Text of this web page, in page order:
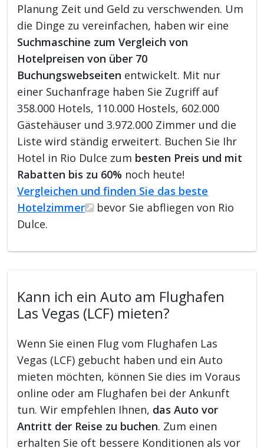
Planung Zeit und Geld zu verschwenden. Um
die Dinge zu vereinfachen, haben wir eine
Suchmaschine zum Vergleich von
Hotelpreisen von über 70
Buchungswebseiten entwickelt. Mit nur
einer Suchanfrage haben Sie Zugriff auf
358.000 Hotels, 110.000 Hostels, 602.000
Gästehäuser und 3.972.000 Zimmer und die
Liste wird ständig erweitert. Buchen Sie Ihr
Hotel in Rio Dulce zum besten Preis und mit
Rabatten bis zu 60% noch heute!
Vergleichen und finden Sie das beste
Hotelzimmer
bevor Sie abfliegen von Rio
Dulce.
Kann ich ein Auto am Flughafen
Las Vegas (LCF) mieten?
Wenn Sie einen Flug vom Flughafen Las
Vegas (LCF) gebucht haben und ein Auto
mieten möchten, können Sie dies im Voraus
online oder am Flughafen bei der Ankunft
tun. Wir empfehlen Ihnen, das Auto vor
Antritt der Reise zu buchen. Zum einen
erhalten Sie oft bessere Konditionen als vor